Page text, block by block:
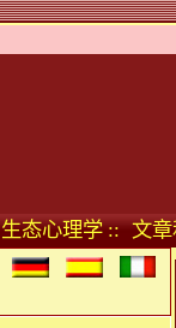
生态心理学 :: 文